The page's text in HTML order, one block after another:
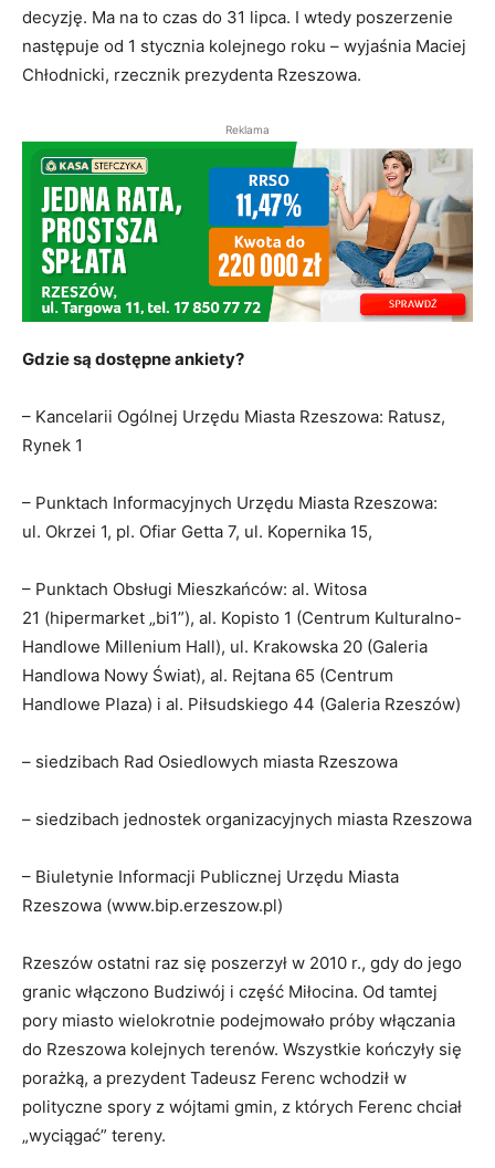
decyzję. Ma na to czas do 31 lipca. I wtedy poszerzenie
następuje od 1 stycznia kolejnego roku – wyjaśnia Maciej
Chłodnicki, rzecznik prezydenta Rzeszowa.
Reklama
Gdzie są dostępne ankiety?
– Kancelarii Ogólnej Urzędu Miasta Rzeszowa: Ratusz,
Rynek 1
– Punktach Informacyjnych Urzędu Miasta Rzeszowa:
ul. Okrzei 1, pl. Ofiar Getta 7, ul. Kopernika 15,
– Punktach Obsługi Mieszkańców: al. Witosa
21 (hipermarket „bi1”), al. Kopisto 1 (Centrum Kulturalno-
Handlowe Millenium Hall), ul. Krakowska 20 (Galeria
Handlowa Nowy Świat), al. Rejtana 65 (Centrum
Handlowe Plaza) i al. Piłsudskiego 44 (Galeria Rzeszów)
– siedzibach Rad Osiedlowych miasta Rzeszowa
– siedzibach jednostek organizacyjnych miasta Rzeszowa
– Biuletynie Informacji Publicznej Urzędu Miasta
Rzeszowa (www.bip.erzeszow.pl)
Rzeszów ostatni raz się poszerzył w 2010 r., gdy do jego
granic włączono Budziwój i część Miłocina. Od tamtej
pory miasto wielokrotnie podejmowało próby włączania
do Rzeszowa kolejnych terenów. Wszystkie kończyły się
porażką, a prezydent Tadeusz Ferenc wchodził w
polityczne spory z wójtami gmin, z których Ferenc chciał
„wyciągać” tereny.